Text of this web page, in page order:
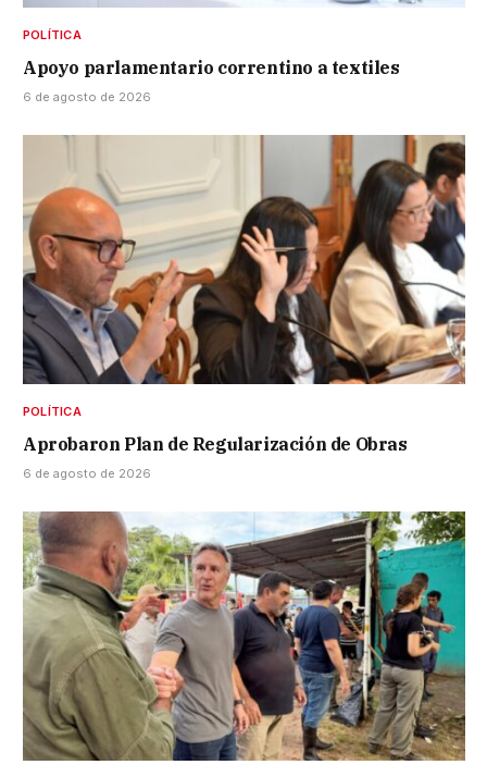
POLÍTICA
Apoyo parlamentario correntino a textiles
6 de agosto de 2026
POLÍTICA
Aprobaron Plan de Regularización de Obras
6 de agosto de 2026